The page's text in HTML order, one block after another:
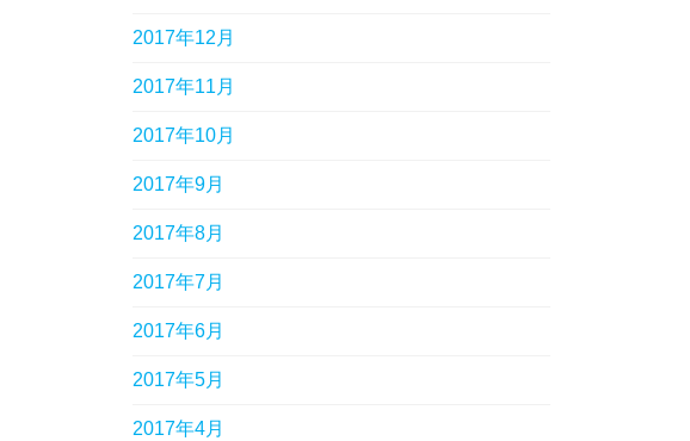
2017年12月
2017年11月
2017年10月
2017年9月
2017年8月
2017年7月
2017年6月
2017年5月
2017年4月